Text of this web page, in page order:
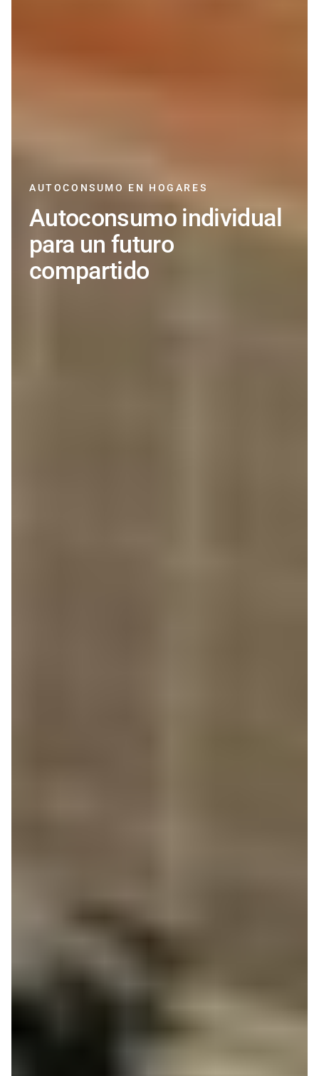
AUTOCONSUMO EN HOGARES
Autoconsumo individual
para un futuro
compartido